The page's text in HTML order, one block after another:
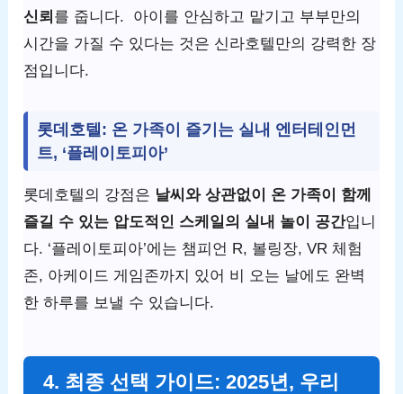
신뢰 를 줍니다. 아이를 안심하고 맡기고 부부만의
시간을 가질 수 있다는 것은 신라호텔만의 강력한 장
점입니다.
롯데호텔: 온 가족이 즐기는 실내 엔터테인먼
트, ‘플레이토피아’
롯데호텔의 강점은 날씨와 상관없이 온 가족이 함께
즐길 수 있는 압도적인 스케일의 실내 놀이 공간입니
다. ‘플레이토피아’에는 챔피언 R, 볼링장, VR 체험
존, 아케이드 게임존까지 있어 비 오는 날에도 완벽
한 하루를 보낼 수 있습니다.
4. 최종 선택 가이드: 2025년, 우리